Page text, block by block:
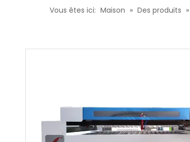
Machine
Vous êtes ici: Maison » Des produits »